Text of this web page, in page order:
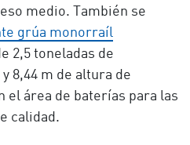
medio. También se
grúa monorraíl
2,5 toneladas de
8,44 m de altura de
el área de baterías para las
calidad.